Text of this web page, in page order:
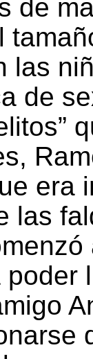
de
las
de
era
las